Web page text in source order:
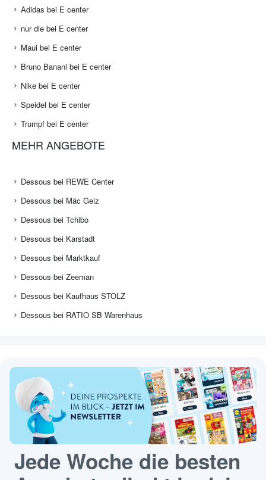
Adidas bei E center
nur die bei E center
Maui bei E center
Bruno Banani bei E center
Nike bei E center
Speidel bei E center
Trumpf bei E center
MEHR ANGEBOTE
Dessous bei REWE Center
Dessous bei Mäc Geiz
Dessous bei Tchibo
Dessous bei Karstadt
Dessous bei Marktkauf
Dessous bei Zeeman
Dessous bei Kaufhaus STOLZ
Dessous bei RATIO SB Warenhaus
Jede Woche die besten